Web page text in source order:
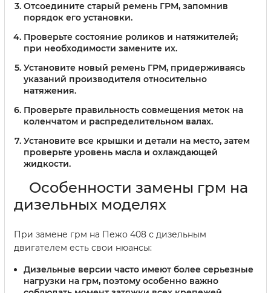
Отсоедините старый ремень ГРМ, запомнив
порядок его установки.
Проверьте состояние роликов и натяжителей;
при необходимости замените их.
Установите новый ремень ГРМ, придерживаясь
указаний производителя относительно
натяжения.
Проверьте правильность совмещения меток на
коленчатом и распределительном валах.
Установите все крышки и детали на место, затем
проверьте уровень масла и охлаждающей
жидкости.
Особенности замены грм на
дизельных моделях
При замене грм на Пежо 408 с дизельным
двигателем есть свои нюансы:
Дизельные версии часто имеют более серьезные
нагрузки на грм, поэтому особенно важно